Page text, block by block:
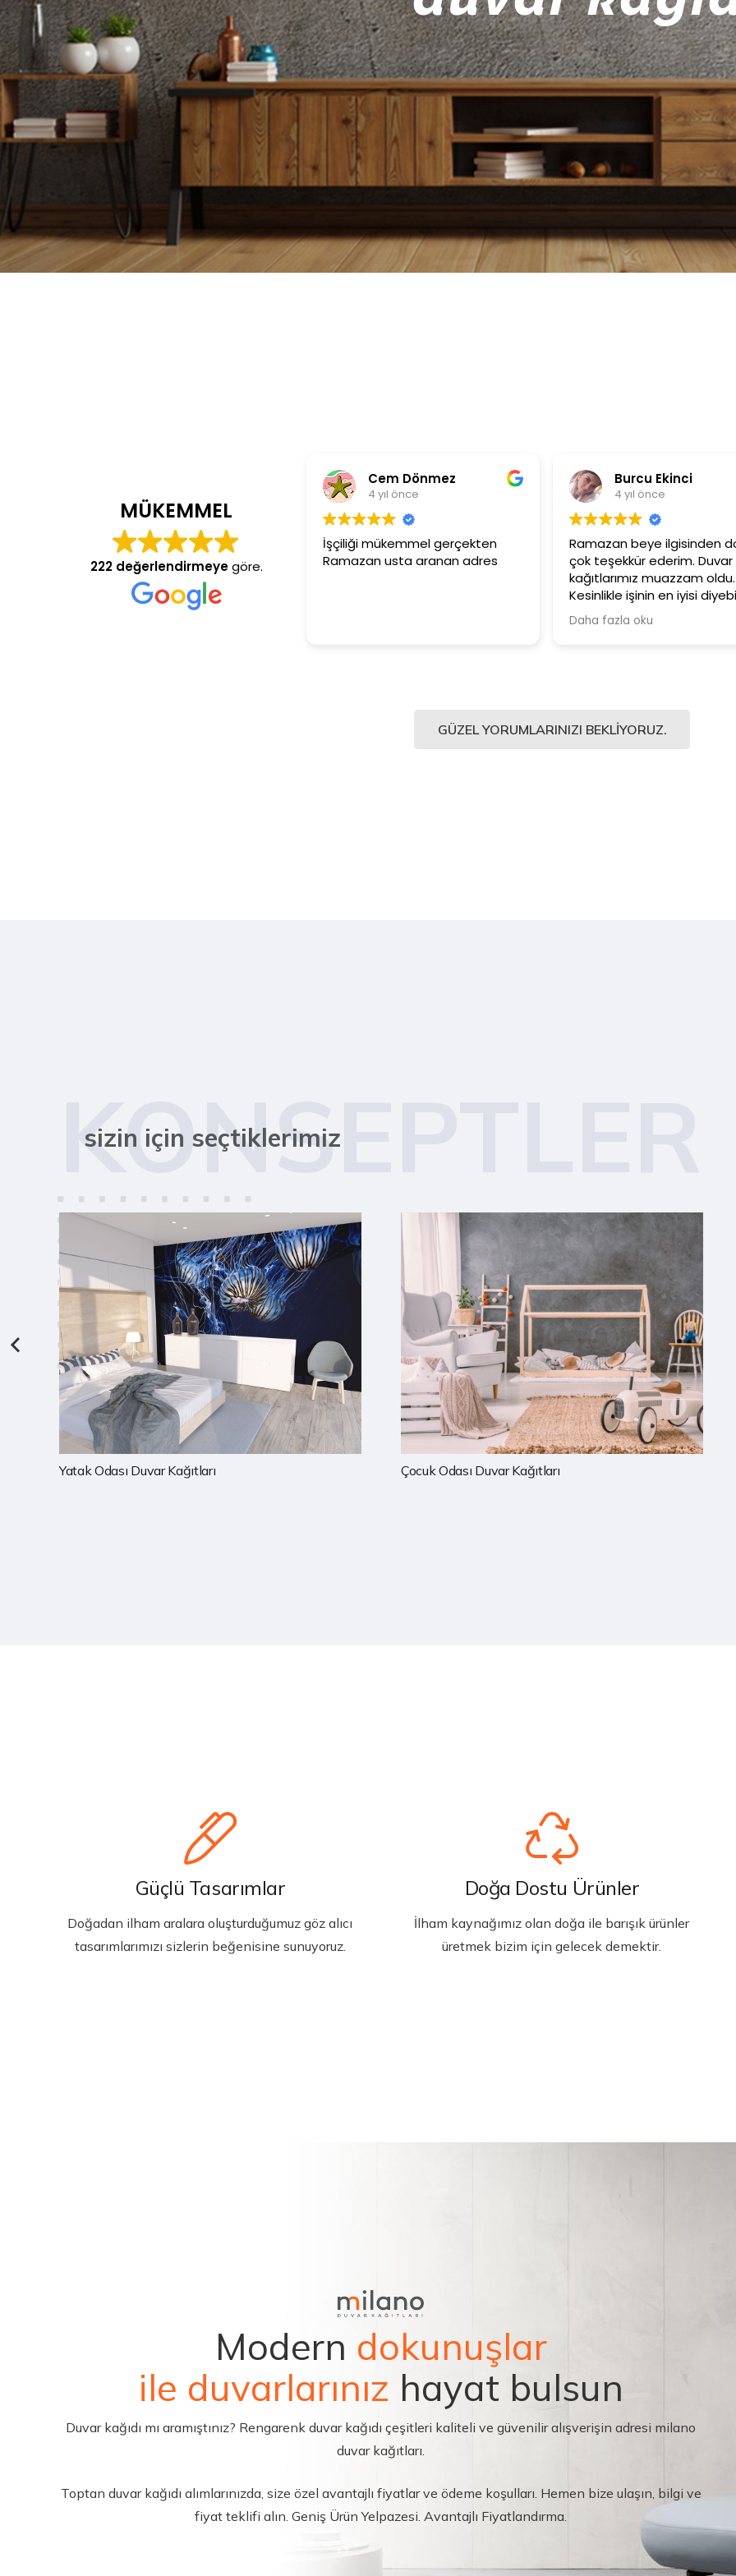
MÜKEMMEL
222 değerlendirmeyegöre.
Cem Dönmez
İşçiliği mükemmel gerçekten
Ramazan usta aranan adres
Burcu Ekinci
Ramazan beye ilgisinden dolayı
çok teşekkür ederim. Duvar
kağıtlarımız muazzam oldu.
Kesinlikle işinin en iyisi diyebilirim.
Şiddetle tavsiye ediyorum.
Ürünler
Güler
GÜZEL YORUMLARINIZI BEKLIYORUZ.
KONSEPTLER
sizin için seçtiklerimiz
Çocuk Odası Duvar Kağıtları Mutfak Duvar Kağıtları
Güçlü Tasarımlar
Doğadan ilham aralara oluşturduğumuz göz alıcı
tasarımlarımızı sizlerin beğenisine sunuyoruz.
Doğa Dostu Ürünler
İlham kaynağımız olan doğa ile barışık ürünler
üretmek bizim için gelecek demektir.
Modern dokunuşlar
ile duvarlarınız hayat bulsun
Duvar kağıdı mı aramıştınız? Rengarenk duvar kağıdı çeşitleri kaliteli ve güvenilir alışverişin adresi milano
duvar kağıtları.
Toptan duvar kağıdı alımlarınızda, size özel avantajlı fiyatlar ve ödeme koşulları. Hemen bize ulaşın, bilgi ve
fiyat teklifi alın. Geniş Ürün Yelpazesi. Avantajlı Fiyatlandırma.